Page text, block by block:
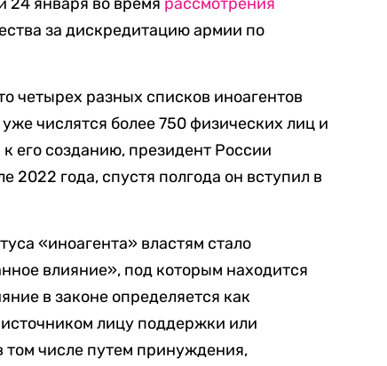
за дискредитацию армии по
четырех разных списков иноагентов
уже числятся более 750 физических лиц и
его созданию, президент России
2022 года, спустя полгода он вступил в
«иноагента» властям стало
влияние», под которым находится
в законе определяется как
лицу поддержки или
том числе путем принуждения,